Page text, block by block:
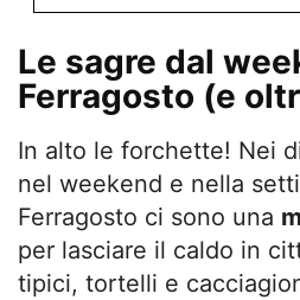
Le sagre dal
Ferragosto (e
In alto le forchette! Nei
nel weekend e nella
Ferragosto ci sono una
per lasciare il caldo in
tipici, tortelli e